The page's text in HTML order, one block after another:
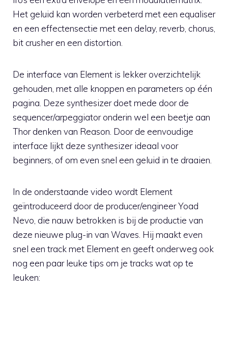
Het geluid kan worden verbeterd met een equaliser
en een effectensectie met een delay, reverb, chorus,
bit crusher en een distortion.
De interface van Element is lekker overzichtelijk
gehouden, met alle knoppen en parameters op één
pagina. Deze synthesizer doet mede door de
sequencer/arpeggiator onderin wel een beetje aan
Thor denken van Reason. Door de eenvoudige
interface lijkt deze synthesizer ideaal voor
beginners, of om even snel een geluid in te draaien.
In de onderstaande video wordt Element
geïntroduceerd door de producer/engineer Yoad
Nevo, die nauw betrokken is bij de productie van
deze nieuwe plug-in van Waves. Hij maakt even
snel een track met Element en geeft onderweg ook
nog een paar leuke tips om je tracks wat op te
leuken: